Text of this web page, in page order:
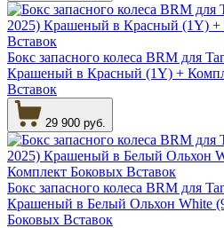
Бокс запасного колеса BRM для
Крашеный в Красный (1Y) +
Вставок
29 900 руб.
Бокс запасного колеса BRM для
Крашеный в Белый Ольхон White
Боковых Вставок